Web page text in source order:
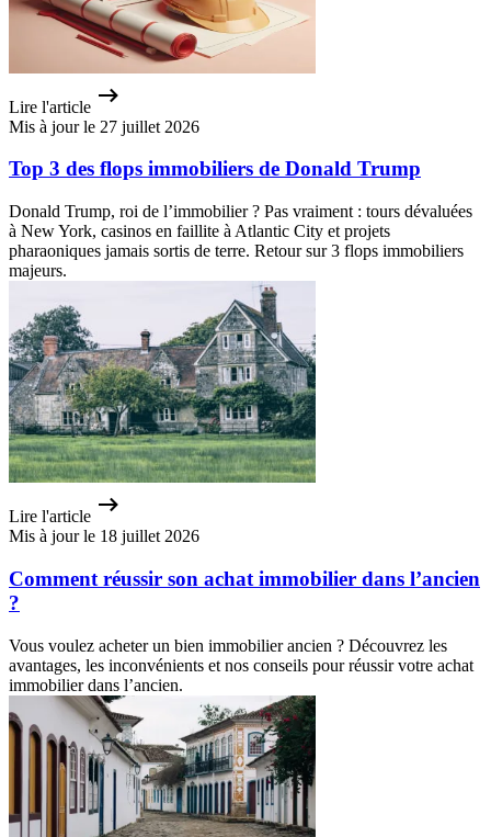
Lire l'article
Mis à jour le 27 juillet 2026
Top 3 des flops immobiliers de Donald Trump
Donald Trump, roi de l’immobilier ? Pas vraiment : tours dévaluées
à New York, casinos en faillite à Atlantic City et projets
pharaoniques jamais sortis de terre. Retour sur 3 flops immobiliers
majeurs.
Lire l'article
Mis à jour le 18 juillet 2026
Comment réussir son achat immobilier dans l’ancien
?
Vous voulez acheter un bien immobilier ancien ? Découvrez les
avantages, les inconvénients et nos conseils pour réussir votre achat
immobilier dans l’ancien.